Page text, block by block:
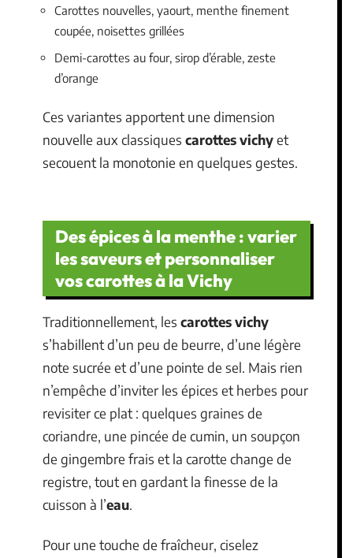
Carottes nouvelles, yaourt, menthe finement
coupée, noisettes grillées
Demi-carottes au four, sirop d’érable, zeste
d’orange
Ces variantes apportent une dimension
nouvelle aux classiques carottes vichyet
secouent la monotonie en quelques gestes.
Des épices à la menthe : varier
les saveurs et personnaliser
vos carottes à la Vichy
Traditionnellement, les carottes vichy
s’habillent d’un peu de beurre, d’une légère
note sucrée et d’une pointe de sel. Mais rien
n’empêche d’inviter les épices et herbes pour
revisiter ce plat : quelques graines de
coriandre, une pincée de cumin, un soupçon
de gingembre frais et la carotte change de
registre, tout en gardant la finesse de la
cuisson à l’eau.
Pour une touche de fraîcheur, ciselez